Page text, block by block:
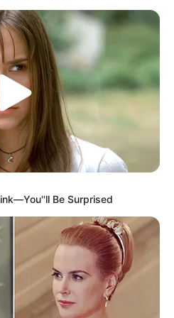
Be Surprised